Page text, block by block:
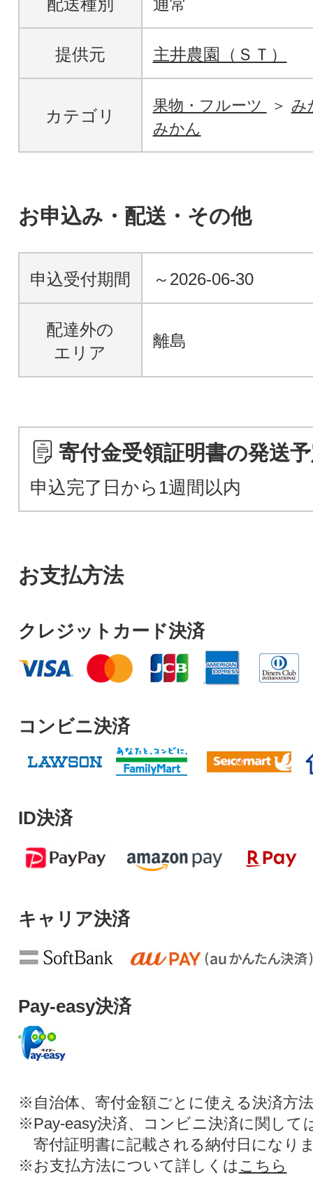
配送種別 通常
提供元 主井農園（ＳＴ）
カテゴリ
果物・フルーツ
み
みかん
お申込み・配送・その他
申込受付期間 ～2026-06-30
配達外の
エリア
離島
寄付金受領証明書の発送
申込完了日から1週間以内
お支払方法
クレジットカード決済
コンビニ決済
ID決済
キャリア決済
Pay-easy決済
※自治体、寄付金額ごとに使える決済方
※Pay-easy決済、コンビニ決済に関して
寄付証明書に記載される納付日になり
※お支払方法について詳しくは こちら